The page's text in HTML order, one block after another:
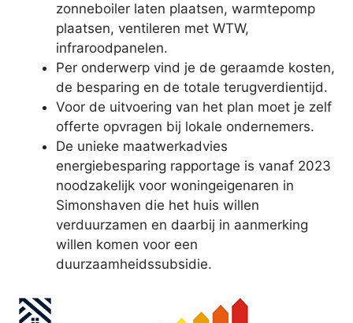
zonneboiler laten plaatsen, warmtepomp
plaatsen, ventileren met WTW,
infraroodpanelen.
Per onderwerp vind je de geraamde kosten,
de besparing en de totale terugverdientijd.
Voor de uitvoering van het plan moet je zelf
offerte opvragen bij lokale ondernemers.
De unieke maatwerkadvies
energiebesparing rapportage is vanaf 2023
noodzakelijk voor woningeigenaren in
Simonshaven die het huis willen
verduurzamen en daarbij in aanmerking
willen komen voor een
duurzaamheidssubsidie.